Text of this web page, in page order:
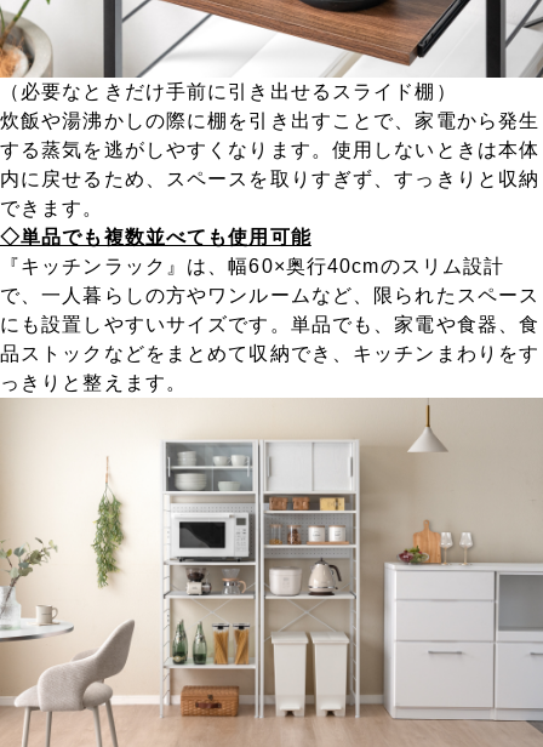
（必要なときだけ手前に引き出せるスライド棚）
炊飯や湯沸かしの際に棚を引き出すことで、家電から発生
する蒸気を逃がしやすくなります。使用しないときは本体
内に戻せるため、スペースを取りすぎず、すっきりと収納
できます。
◇単品でも複数並べても使用可能
『キッチンラック』は、幅60×奥行40cmのスリム設計
で、一人暮らしの方やワンルームなど、限られたスペース
にも設置しやすいサイズです。単品でも、家電や食器、食
品ストックなどをまとめて収納でき、キッチンまわりをす
っきりと整えます。